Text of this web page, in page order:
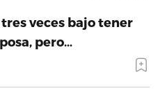
tres veces bajo tener
pero…